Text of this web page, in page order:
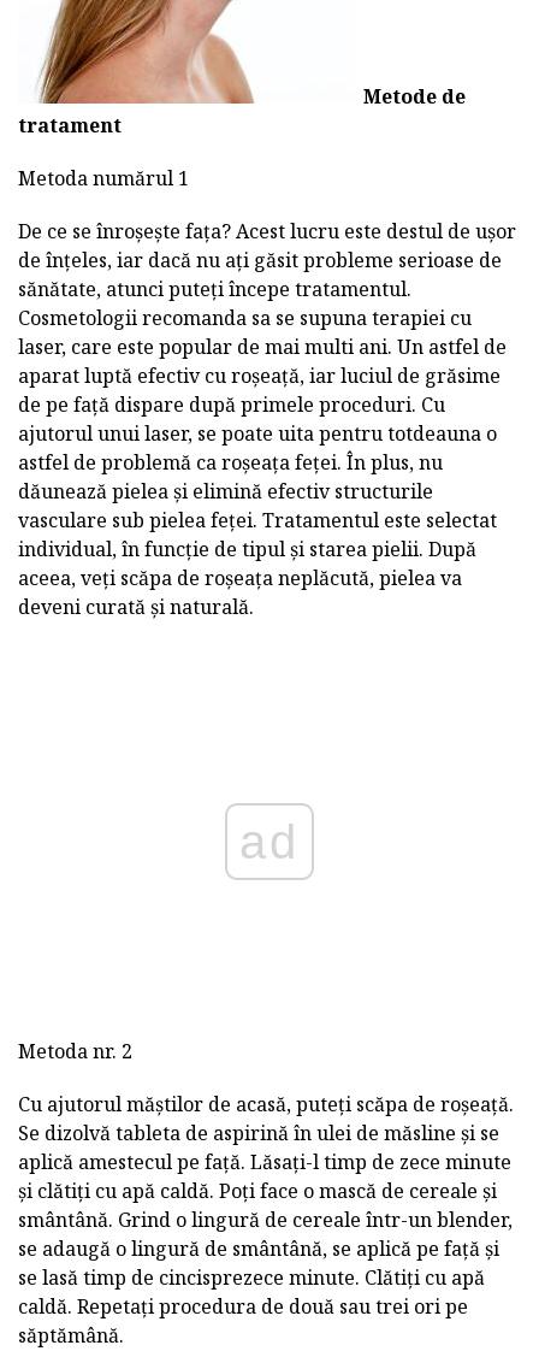
Metode de
tratament
Metoda numărul 1
De ce se înroșește fața? Acest lucru este destul de ușor
de înțeles, iar dacă nu ați găsit probleme serioase de
sănătate, atunci puteți începe tratamentul.
Cosmetologii recomanda sa se supuna terapiei cu
laser, care este popular de mai multi ani. Un astfel de
aparat luptă efectiv cu roșeață, iar luciul de grăsime
de pe față dispare după primele proceduri. Cu
ajutorul unui laser, se poate uita pentru totdeauna o
astfel de problemă ca roșeața feței. În plus, nu
dăunează pielea și elimină efectiv structurile
vasculare sub pielea feței. Tratamentul este selectat
individual, în funcție de tipul și starea pielii. După
aceea, veți scăpa de roșeața neplăcută, pielea va
deveni curată și naturală.
ad
Metoda nr. 2
Cu ajutorul măștilor de acasă, puteți scăpa de roșeață.
Se dizolvă tableta de aspirină în ulei de măsline și se
aplică amestecul pe față. Lăsați-l timp de zece minute
și clătiți cu apă caldă. Poți face o mască de cereale și
smântână. Grind o lingură de cereale într-un blender,
se adaugă o lingură de smântână, se aplică pe față și
se lasă timp de cincisprezece minute. Clătiți cu apă
caldă. Repetați procedura de două sau trei ori pe
săptămână.